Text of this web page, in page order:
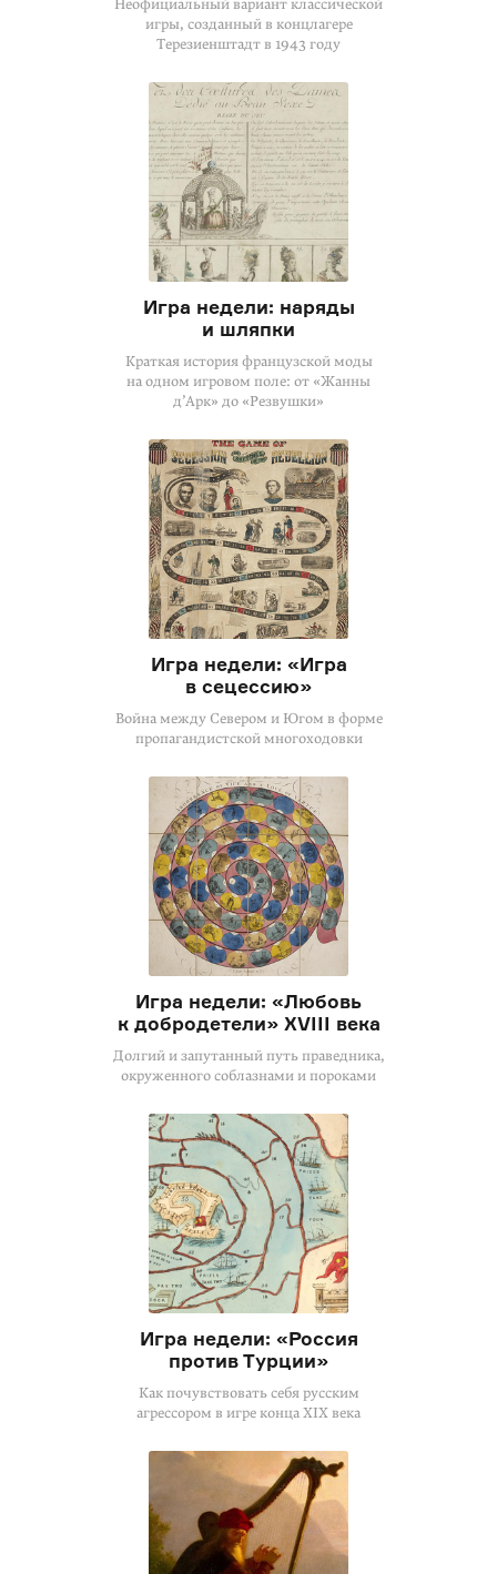
Неофициальный вариант классической
игры, созданный в концлагере
Терезиенштадт в 1943 году
Игра недели: наряды
и шляпки
Краткая история французской моды
на одном игровом поле: от «Жанны
д’Арк» до «Резвушки»
Игра недели: «Игра
в сецессию»
Война между Севером и Югом в форме
пропагандистской многоходовки
Игра недели: «Любовь
к добродетели» XVIII века
Долгий и запутанный путь праведника,
окруженного соблазнами и пороками
Игра недели: «Россия
против Турции»
Как почувствовать себя русским
агрессором в игре конца XIX века